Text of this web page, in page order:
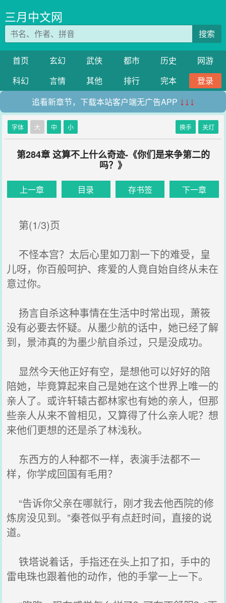
三月中文网
搜索
首页 玄幻 武侠 都市 历史
网游
科幻
言情 其他 排行 完本
登录
追看新章节，下载本站客户端无广告APP ↓↓↓
字体 大 中 小 换手 关灯
第284章 这算不上什么奇迹-《你们是来争第二的
吗？》
上一章 目录 存书签 下一章
第(1/3)页
不怪本宫？太后心里如刀割一下的难受，皇
儿呀，你百般呵护、疼爱的人竟自始自终从未在
意过你。
扬言自杀这种事情在生活中时常出现，萧筱
没有必要去怀疑。从墨少航的话中，她已经了解
到，景沛真的为墨少航自杀过，只是没成功。
显然今天他正好有空，是想他可以好好的陪
陪她，毕竟算起来自己是她在这个世界上唯一的
亲人了。或许轩辕古都林家也有她的亲人，但那
些亲人从来不曾相见，又算得了什么亲人呢？想
来他们更想的还是杀了林浅秋。
东西方的人种都不一样，表演手法都不一
样，你学成回国有毛用？
“告诉你父亲在哪就行，刚才我去他西院的修
炼房没见到。”秦苍似乎有点赶时间，直接的说
道。
铁塔说着话，手指还在头上扣了扣，手中的
雷电珠也跟着他的动作，他的手掌一上一下。